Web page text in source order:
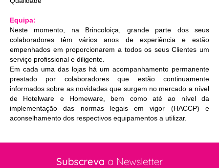
Equipa:
Neste momento, na Brincoloiça, grande parte dos seus
colaboradores têm vários anos de experiência e estão
empenhados em proporcionarem a todos os seus Clientes um
serviço profissional e diligente.
Em cada uma das lojas há um acompanhamento permanente
prestado por colaboradores que estão continuamente
informados sobre as novidades que surgem no mercado a nível
de Hotelware e Homeware, bem como até ao nível da
implementação das normas legais em vigor (HACCP) e
aconselhamento dos respectivos equipamentos a utilizar.
Subscreva a Newsletter